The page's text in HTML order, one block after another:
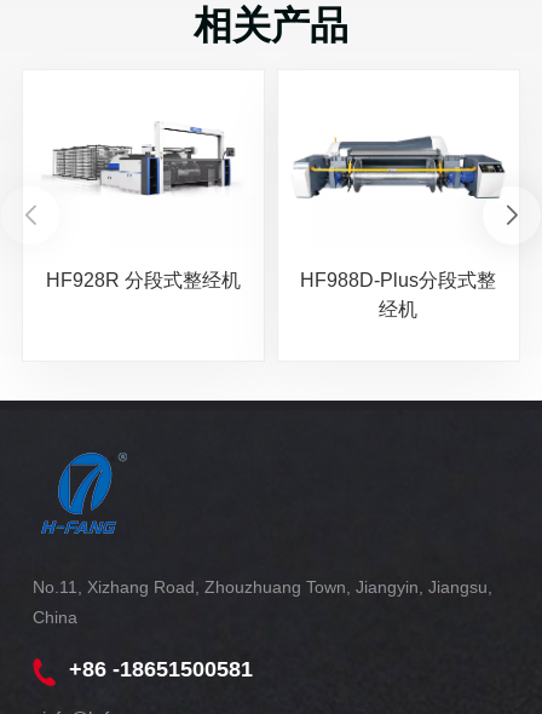
相关产品
HF928R 分段式整经机
HF988D-Plus分段式整
经机
No.11, Xizhang Road, Zhouzhuang Town, Jiangyin, Jiangsu,
China
+86 -18651500581